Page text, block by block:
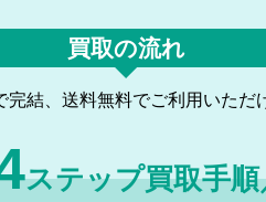
買取の流れ
結、送料無料でご利用いただ
ステップ買取手順